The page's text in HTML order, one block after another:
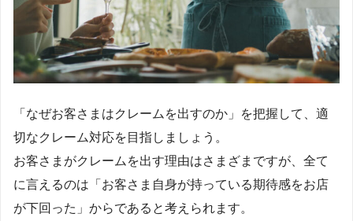
「なぜお客さまはクレームを出すのか」を把握して、適
切なクレーム対応を目指しましょう。
お客さまがクレームを出す理由はさまざまですが、全て
に言えるのは「お客さま自身が持っている期待感をお店
が下回った」からであると考えられます。